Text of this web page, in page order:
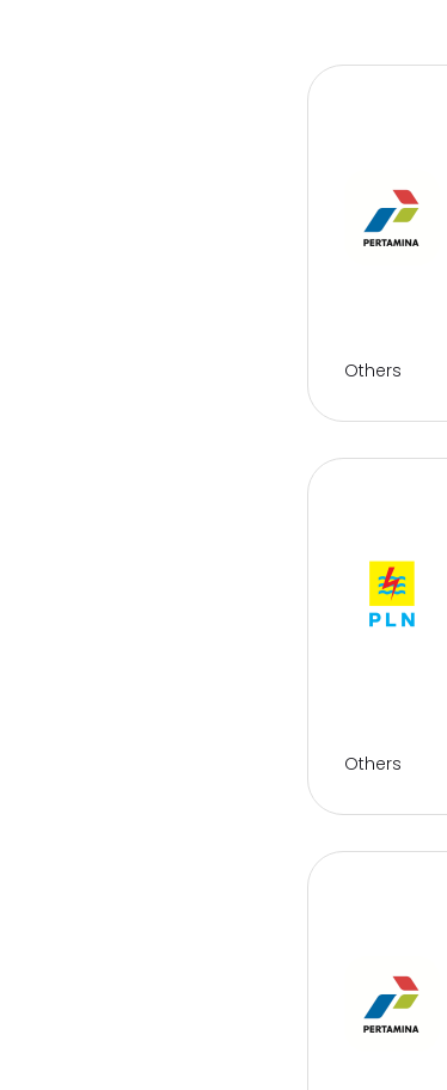
Others
Others